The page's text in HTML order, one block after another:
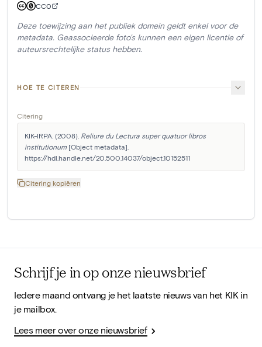
CC0
Deze toewijzing aan het publiek domein geldt enkel voor de
metadata. Geassocieerde foto's kunnen een eigen licentie of
auteursrechtelijke status hebben.
HOE TE CITEREN
Citering
KIK-IRPA. (2008). Reliure du Lectura super quatuor libros
institutionum [Object metadata].
https://hdl.handle.net/20.500.14037/object.10152511
Citering kopiëren
Schrijf je in op onze nieuwsbrief
Iedere maand ontvang je het laatste nieuws van het KIK in
je mailbox.
Lees meer over onze nieuwsbrief